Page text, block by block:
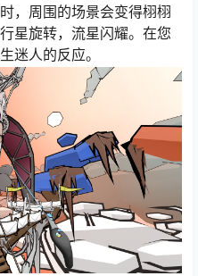
，周围的场景会变得栩栩
星旋转，流星闪耀。在您
迷人的反应。